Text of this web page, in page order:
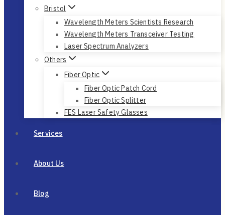
Bristol
Wavelength Meters Scientists Research
Wavelength Meters Transceiver Testing
Laser Spectrum Analyzers
Others
Fiber Optic
Fiber Optic Patch Cord
Fiber Optic Splitter
FES Laser Safety Glasses
Services
About Us
Blog